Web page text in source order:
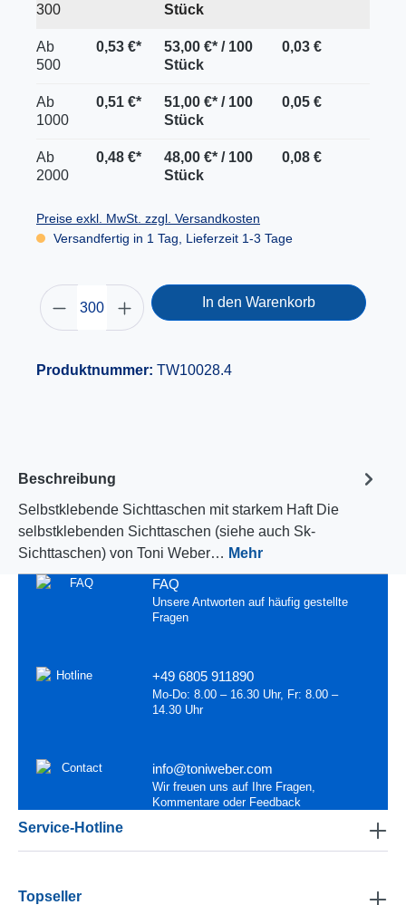
300
Stück
Ab
500
0,53 €*
53,00 €* / 100
Stück
0,03 €
Ab
1000
0,51 €*
51,00 €* / 100
Stück
0,05 €
Ab
2000
0,48 €*
48,00 €* / 100
Stück
0,08 €
Preise exkl. MwSt. zzgl. Versandkosten
Versandfertig in 1 Tag, Lieferzeit 1-3 Tage
In den Warenkorb
Produktnummer: TW10028.4
Beschreibung
Selbstklebende Sichttaschen mit starkem Haft Die
selbstklebenden Sichttaschen (siehe auch Sk-
Sichttaschen) von Toni Weber… Mehr
FAQ
Unsere Antworten auf häufig gestellte
Fragen
+49 6805 911890
Mo-Do: 8.00 – 16.30 Uhr, Fr: 8.00 –
14.30 Uhr
info@toniweber.com
Wir freuen uns auf Ihre Fragen,
Kommentare oder Feedback
Service-Hotline
Topseller